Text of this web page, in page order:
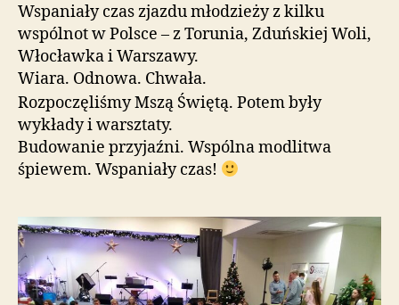
Wspaniały czas zjazdu młodzieży z kilku
wspólnot w Polsce – z Torunia, Zduńskiej Woli,
Włocławka i Warszawy.
Wiara. Odnowa. Chwała.
Rozpoczęliśmy Mszą Świętą. Potem były
wykłady i warsztaty.
Budowanie przyjaźni. Wspólna modlitwa
śpiewem. Wspaniały czas!